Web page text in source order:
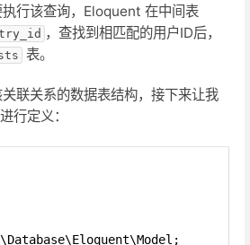
行该查询，Eloquent 在中间表
，查找到相匹配的用户ID后，
表。
联关系的数据表结构，接下来让我
行定义：
;